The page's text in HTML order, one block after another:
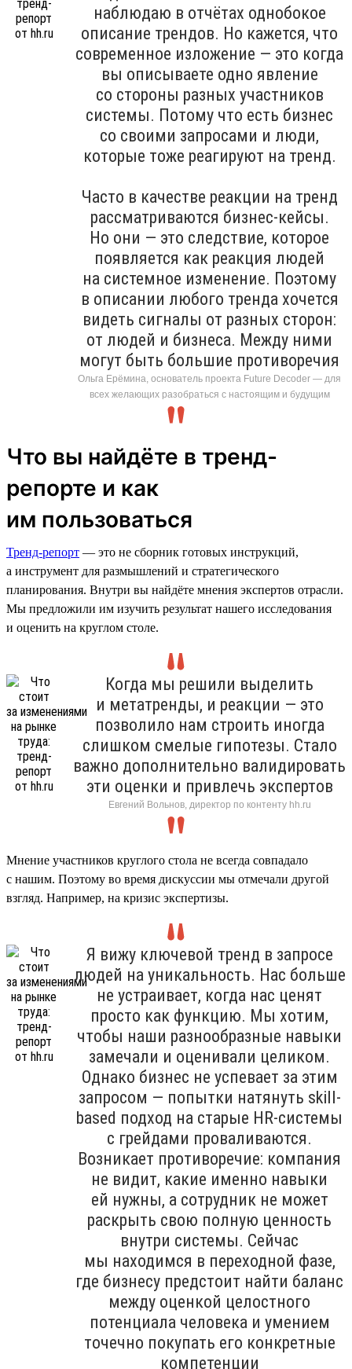
наблюдаю в отчётах однобокое
описание трендов. Но кажется, что
современное изложение — это когда
вы описываете одно явление
со стороны разных участников
системы. Потому что есть бизнес
со своими запросами и люди,
которые тоже реагируют на тренд.
Часто в качестве реакции на тренд
рассматриваются бизнес-кейсы.
Но они — это следствие, которое
появляется как реакция людей
на системное изменение. Поэтому
в описании любого тренда хочется
видеть сигналы от разных сторон:
от людей и бизнеса. Между ними
могут быть большие противоречия
Ольга Ерёмина, основатель проекта Future Decoder — для
всех желающих разобраться с настоящим и будущим
Что вы найдёте в тренд-
репорте и как
им пользоваться
Тренд-репорт — это не сборник готовых инструкций,
а инструмент для размышлений и стратегического
планирования. Внутри вы найдёте мнения экспертов отрасли.
Мы предложили им изучить результат нашего исследования
и оценить на круглом столе.
Когда мы решили выделить
и метатренды, и реакции — это
позволило нам строить иногда
слишком смелые гипотезы. Стало
важно дополнительно валидировать
эти оценки и привлечь экспертов
Евгений Вольнов, директор по контенту hh.ru
Мнение участников круглого стола не всегда совпадало
с нашим. Поэтому во время дискуссии мы отмечали другой
взгляд. Например, на кризис экспертизы.
Я вижу ключевой тренд в запросе
людей на уникальность. Нас больше
не устраивает, когда нас ценят
просто как функцию. Мы хотим,
чтобы наши разнообразные навыки
замечали и оценивали целиком.
Однако бизнес не успевает за этим
запросом — попытки натянуть skill-
based подход на старые HR-системы
с грейдами проваливаются.
Возникает противоречие: компания
не видит, какие именно навыки
ей нужны, а сотрудник не может
раскрыть свою полную ценность
внутри системы. Сейчас
мы находимся в переходной фазе,
где бизнесу предстоит найти баланс
между оценкой целостного
потенциала человека и умением
точечно покупать его конкретные
компетенции